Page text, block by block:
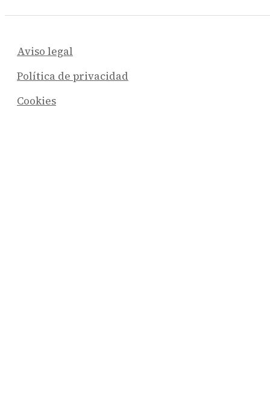
Aviso legal
Política de privacidad
Cookies